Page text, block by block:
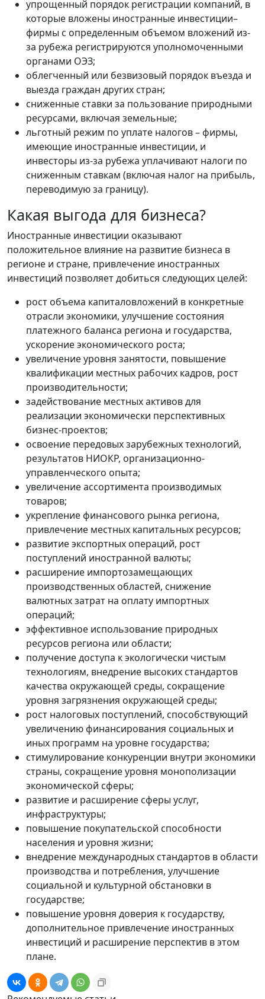
упрощенный порядок регистрации компаний, в
которые вложены иностранные инвестиции–
фирмы с определенным объемом вложений из-
за рубежа регистрируются уполномоченными
органами ОЭЗ;
облегченный или безвизовый порядок въезда и
выезда граждан других стран;
сниженные ставки за пользование природными
ресурсами, включая земельные;
льготный режим по уплате налогов – фирмы,
имеющие иностранные инвестиции, и
инвесторы из-за рубежа уплачивают налоги по
сниженным ставкам (включая налог на прибыль,
переводимую за границу).
Какая выгода для бизнеса?
Иностранные инвестиции оказывают
положительное влияние на развитие бизнеса в
регионе и стране, привлечение иностранных
инвестиций позволяет добиться следующих целей:
рост объема капиталовложений в конкретные
отрасли экономики, улучшение состояния
платежного баланса региона и государства,
ускорение экономического роста;
увеличение уровня занятости, повышение
квалификации местных рабочих кадров, рост
производительности;
задействование местных активов для
реализации экономически перспективных
бизнес-проектов;
освоение передовых зарубежных технологий,
результатов НИОКР, организационно-
управленческого опыта;
увеличение ассортимента производимых
товаров;
укрепление финансового рынка региона,
привлечение местных капитальных ресурсов;
развитие экспортных операций, рост
поступлений иностранной валюты;
расширение импортозамещающих
производственных областей, снижение
валютных затрат на оплату импортных
операций;
эффективное использование природных
ресурсов региона или области;
получение доступа к экологически чистым
технологиям, внедрение высоких стандартов
качества окружающей среды, сокращение
уровня загрязнения окружающей среды;
рост налоговых поступлений, способствующий
увеличению финансирования социальных и
иных программ на уровне государства;
стимулирование конкуренции внутри экономики
страны, сокращение уровня монополизации
экономической сферы;
развитие и расширение сферы услуг,
инфраструктуры;
повышение покупательской способности
населения и уровня жизни;
внедрение международных стандартов в области
производства и потребления, улучшение
социальной и культурной обстановки в
государстве;
повышение уровня доверия к государству,
дополнительное привлечение иностранных
инвестиций и расширение перспектив в этом
плане.